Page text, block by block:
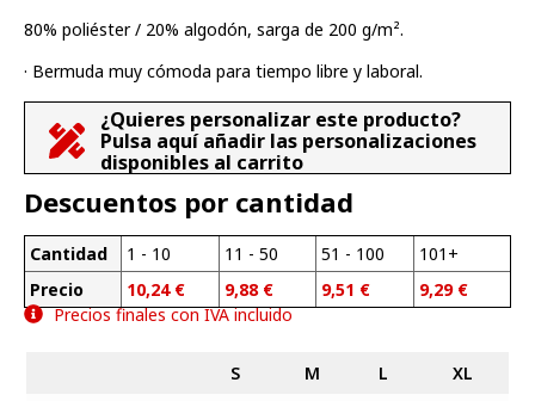
80% poliéster / 20% algodón, sarga de 200 g/m².
· Bermuda muy cómoda para tiempo libre y laboral.
¿Quieres personalizar este producto?
Pulsa aquí añadir las personalizaciones
disponibles al carrito
Descuentos por cantidad
Cantidad
Precio
1 - 10
10,24 €
11 - 50
9,88 €
51 - 100
9,51 €
101+
9,29 €
Precios finales con IVA incluido
S M L XL